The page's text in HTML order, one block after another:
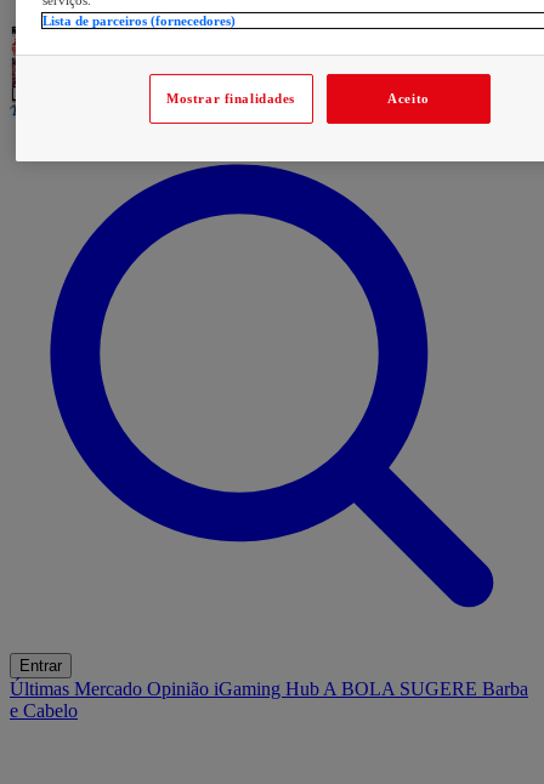
Entrar
Últimas Mercado Opinião iGaming Hub A BOLA SUGERE Barba
e Cabelo
Lista de parceiros (fornecedores)
Mostrar finalidades Aceito